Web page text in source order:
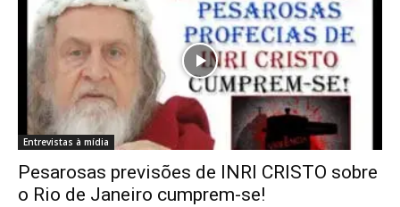
Entrevistas à mídia
Pesarosas previsões de INRI CRISTO sobre
o Rio de Janeiro cumprem-se!